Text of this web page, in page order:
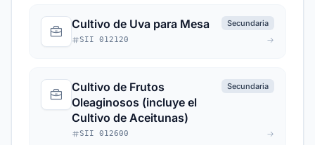
Cultivo de Uva para Mesa Secundaria
SII 012120
Cultivo de Frutos
Oleaginosos (incluye el
Cultivo de Aceitunas)
Secundaria
SII 012600